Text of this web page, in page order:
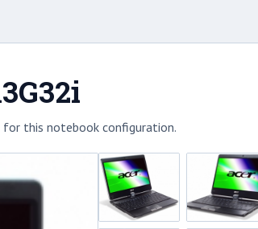
for this notebook configuration.